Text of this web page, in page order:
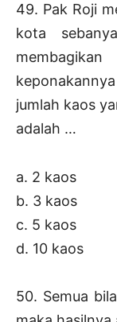
49. Pak Roji
kota
jumlah kaos
adalah …
a. 2 kaos
b. 3 kaos
c. 5 kaos
d. 10 kaos
50. Semua